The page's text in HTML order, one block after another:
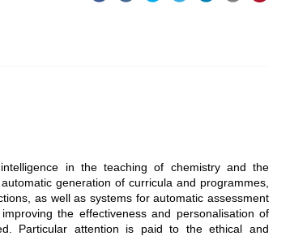
in the teaching of chemistry and the
generation of curricula and programmes,
as well as systems for automatic assessment
the effectiveness and personalisation of
Particular attention is paid to the ethical and